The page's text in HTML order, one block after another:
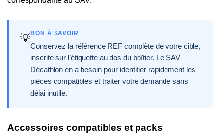
💡BON À SAVOIR
Conservez la référence REF complète de votre cible,
inscrite sur l’étiquette au dos du boîtier. Le SAV
Décathlon en a besoin pour identifier rapidement les
pièces compatibles et traiter votre demande sans
délai inutile.
Accessoires compatibles et packs